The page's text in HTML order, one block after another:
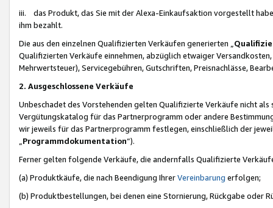
iii. das Produkt, das Sie mit der Alexa-Einkaufsaktion vorgestellt
ihm bezahlt.
Die aus den einzelnen Qualifizierten Verkäufen generierten „
Qualifizierten Verkäufe einnehmen, abzüglich etwaiger
Mehrwertsteuer), Servicegebühren, Gutschriften, Preisnachlässe,
2. Ausgeschlossene Verkäufe
Unbeschadet des Vorstehenden gelten Qualifizierte Verkäufe nicht
Vergütungskatalog für das Partnerprogramm oder andere
wir jeweils für das Partnerprogramm festlegen, einschließlich der
Programmdokumentation“).
Ferner gelten folgende Verkäufe, die andernfalls Qualifizierte
(a) Produktkäufe, die nach Beendigung IhrerVereinbarung erfolgen;
(b) Produktbestellungen, bei denen eine Stornierung, Rückgabe oder